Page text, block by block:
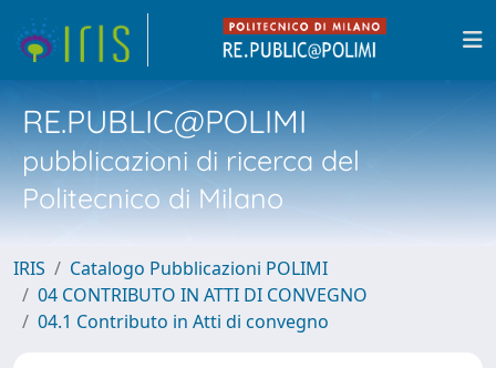
RE.PUBLIC@POLIMI
pubblicazioni di ricerca del
Politecnico di Milano
IRIS
Catalogo Pubblicazioni POLIMI
04 CONTRIBUTO IN ATTI DI CONVEGNO
04.1 Contributo in Atti di convegno